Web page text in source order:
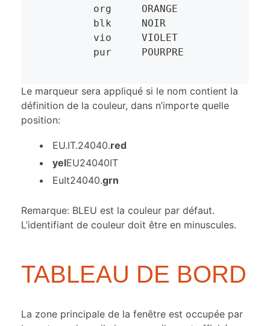
	pur	POURPRE
Le marqueur sera appliqué si le nom contient la
définition de la couleur, dans n’importe quelle
position:
EU.IT.24040.red
yelEU24040IT
EuIt24040.grn
Remarque: BLEU est la couleur par défaut.
L’identifiant de couleur doit être en minuscules.
TABLEAU DE BORD
La zone principale de la fenêtre est occupée par